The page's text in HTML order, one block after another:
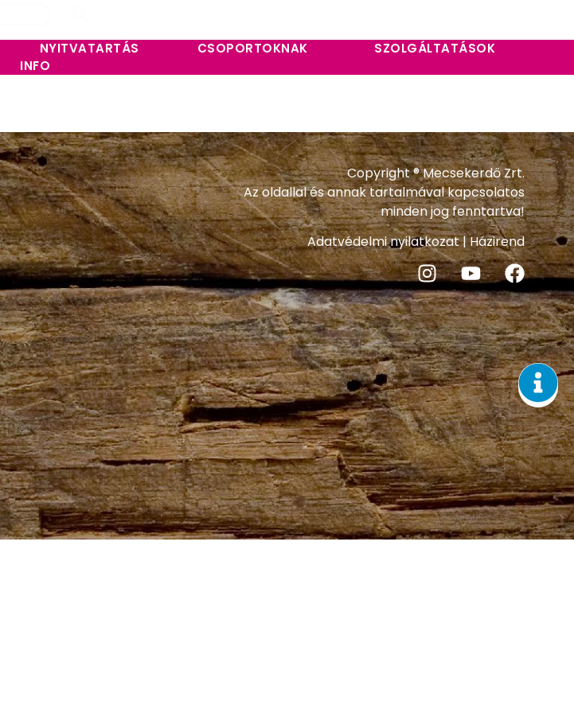
NYITVATARTÁS CSOPORTOKNAK
SZOLGÁLTATÁSOK
INFO
Copyright ® Mecsekerdő Zrt.
Az oldallal és annak tartalmával kapcsolatos
minden jog fenntartva!
Adatvédelmi nyilatkozat|Házirend